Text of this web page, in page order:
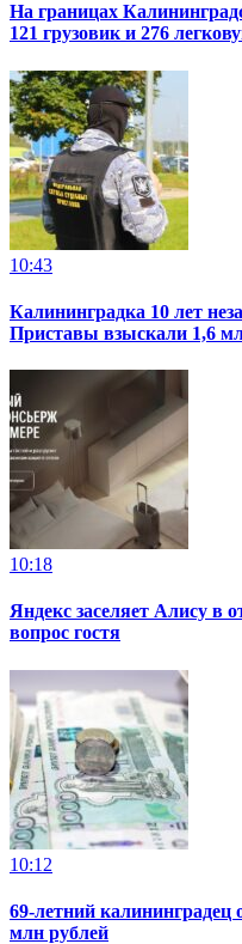
На границах
121 грузовик и 276
10:43
Калининградка 10 лет
Приставы взыскали 1,6
10:18
Яндекс заселяет Алису в
вопрос гостя
10:12
69-летний
млн рублей